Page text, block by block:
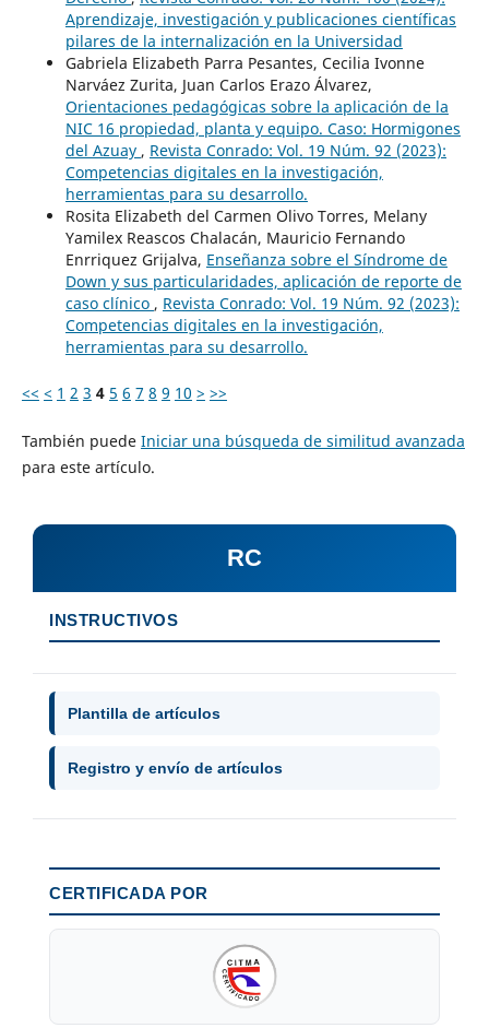
Aprendizaje, investigación y publicaciones científicas
pilares de la internalización en la Universidad
Gabriela Elizabeth Parra Pesantes, Cecilia Ivonne
Narváez Zurita, Juan Carlos Erazo Álvarez,
Orientaciones pedagógicas sobre la aplicación de la
NIC 16 propiedad, planta y equipo. Caso: Hormigones
del Azuay , Revista Conrado: Vol. 19 Núm. 92 (2023):
Competencias digitales en la investigación,
herramientas para su desarrollo.
Rosita Elizabeth del Carmen Olivo Torres, Melany
Yamilex Reascos Chalacán, Mauricio Fernando
Enrriquez Grijalva, Enseñanza sobre el Síndrome de
Down y sus particularidades, aplicación de reporte de
caso clínico , Revista Conrado: Vol. 19 Núm. 92 (2023):
Competencias digitales en la investigación,
herramientas para su desarrollo.
<< < 1 2 3 4 5 6 7 8 9 10 > >>
También puede Iniciar una búsqueda de similitud avanzada
para este artículo.
RC
INSTRUCTIVOS
Plantilla de artículos
Registro y envío de artículos
CERTIFICADA POR